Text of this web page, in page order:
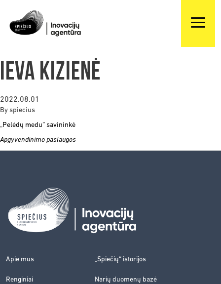
Ieva Kizienė
2022.08.01
By spiecius
„Pelėdų medu” savininkė
Apgyvendinimo paslaugos
Apie mus „Spiečių“ istorijos
Renginiai Narių duomenų bazė